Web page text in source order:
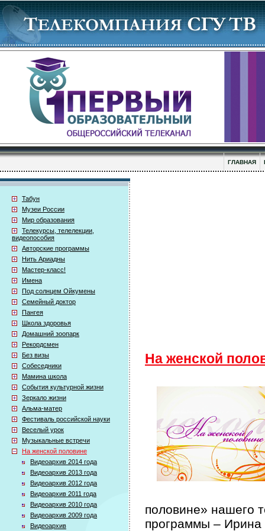
ГЛАВНАЯ
Табун
Музеи России
Мир образования
Телекурсы, телелекции,
видеопособия
Авторские программы
Нить Ариадны
Мастер-класс!
Имена
Под солнцем Ойкумены
Семейный доктор
Пангея
Школа здоровья
Домашний зоопарк
Рекордсмен
Без визы
Собеседники
Мамина школа
События культурной жизни
Зеркало жизни
Альма-матер
Фестиваль российской науки
Веселый урок
Музыкальные встречи
На женской половине
Видеоархив 2014 года
Видеоархив 2013 года
Видеоархив 2012 года
Видеоархив 2011 года
Видеоархив 2010 года
Видеоархив 2009 года
Видеоархив
На женской
половине» нашего
программы –